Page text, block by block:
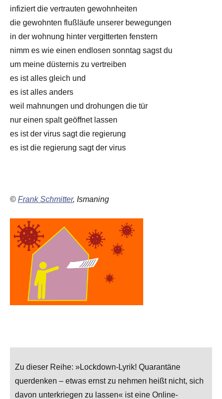
infiziert die vertrauten gewohnheiten
die gewohnten flußläufe unserer bewegungen
in der wohnung hinter vergitterten fenstern
nimm es wie einen endlosen sonntag sagst du
um meine düsternis zu vertreiben
es ist alles gleich und
es ist alles anders
weil mahnungen und drohungen die tür
nur einen spalt geöffnet lassen
es ist der virus sagt die regierung
es ist die regierung sagt der virus
© Frank Schmitter, Ismaning
Zu dieser Reihe: »Lockdown-Lyrik! Quarantäne
querdenken – etwas ernst zu nehmen heißt nicht, sich
davon unterkriegen zu lassen« ist eine Online-